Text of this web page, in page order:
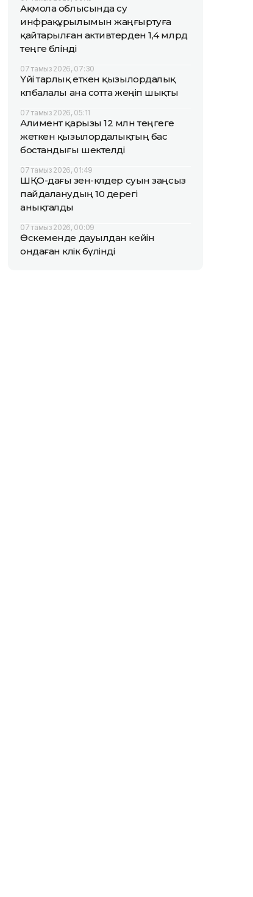
Ақмола облысында су
инфрақұрылымын жаңғыртуға
қайтарылған активтерден 1,4 млрд
теңге бөлінді
07 тамыз 2026, 07:30
Үйі тарлық еткен қызылордалық
көпбалалы ана сотта жеңіп шықты
07 тамыз 2026, 05:11
Алимент қарызы 12 млн теңгеге
жеткен қызылордалықтың бас
бостандығы шектелді
07 тамыз 2026, 01:49
ШҚО-дағы өзен-көлдер суын заңсыз
пайдаланудың 10 дерегі
анықталды
07 тамыз 2026, 00:09
Өскеменде дауылдан кейін
ондаған көлік бүлінді